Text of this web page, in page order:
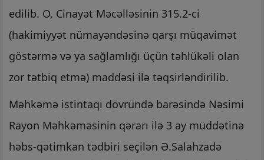
edilib. O, Cinayət Məcəlləsinin 315.2-ci
(hakimiyyət nümayəndəsinə qarşı müqavimət
göstərmə və ya sağlamlığı üçün təhlükəli olan
zor tətbiq etmə) maddəsi ilə təqsirləndirilib.
Məhkəmə istintaqı dövründə barəsində Nəsimi
Rayon Məhkəməsinin qərarı ilə 3 ay müddətinə
həbs-qətimkan tədbiri seçilən Ə.Salahzadə